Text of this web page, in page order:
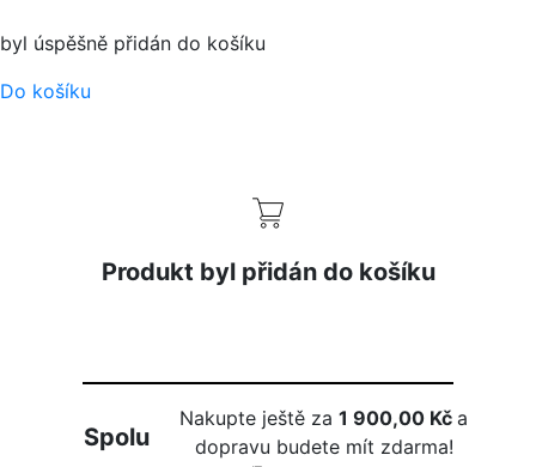
byl úspěšně přidán do košíku
Do košíku
Produkt byl přidán do košíku
Spolu
Nakupte ještě za1 900,00 Kča
dopravu budete mít zdarma!